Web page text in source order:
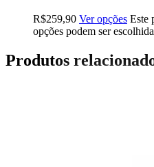
R$259,90 Ver opções Este
opções podem ser
Produtos